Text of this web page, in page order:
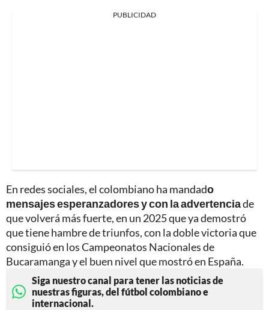
PUBLICIDAD
En redes sociales, el colombiano ha mandado
mensajes esperanzadores y con la advertenciade
que volverá más fuerte, en un 2025 que ya demostró
que tiene hambre de triunfos, con la doble victoria que
consiguió en los Campeonatos Nacionales de
Bucaramanga y el buen nivel que mostró en España.
Siga nuestro canal para tener las noticias de
nuestras figuras, del fútbol colombiano e
internacional.